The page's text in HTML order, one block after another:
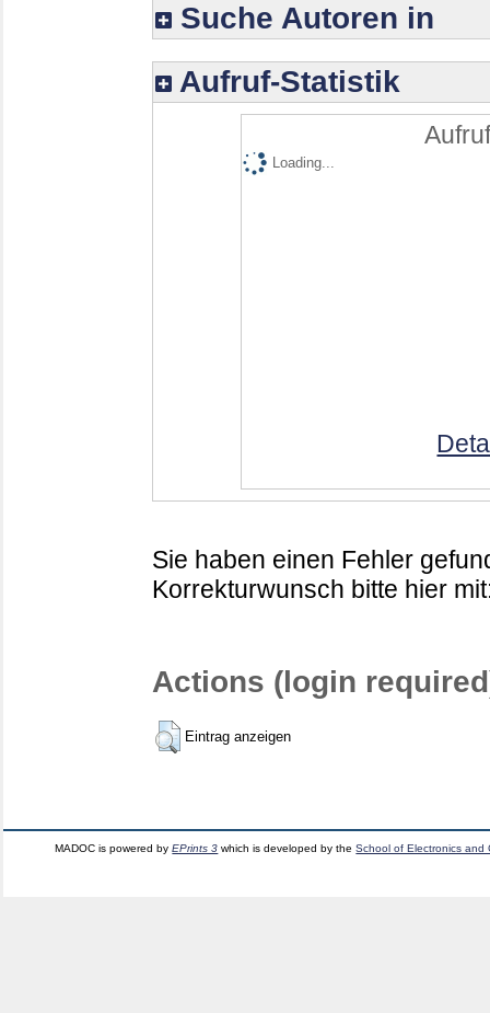
Suche Autoren in
Aufruf-Statistik
Loading...
Sie haben einen Fehler
Korrekturwunsch bitte hier
Actions (login
Eintrag anzeigen
MADOC is powered byEPrints 3 which is developed by theSchool of Electronics and